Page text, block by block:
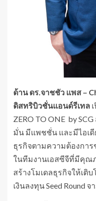
ด้าน ดร.จาชชัว แพส –
ดิสทริบิวชั่นแอนด์รีเทล
ZERO TO ONE by
มั่น มีแพชชั่น และมีไอเ
ธุรกิจตามความต้องการ
ในทีมงานเอสซีจีที่มีคุณ
สร้างโมเดลธุรกิจให้เติ
เงินลงทุน Seed Round